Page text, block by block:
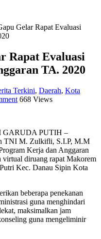
Gelar Rapat Evaluasi
Rapat Evaluasi
TA. 2020
Terkini, Daerah, Kota
668 Views
GARUDA PUTIH –
TNI M. Zulkifli, S.I.P, M.M
Kerja dan Anggaran
virtual diruang rapat Makorem
Kec. Danau Sipin Kota
beberapa penekanan
guna menghindari
maksimalkan jam
guna mengeliminir